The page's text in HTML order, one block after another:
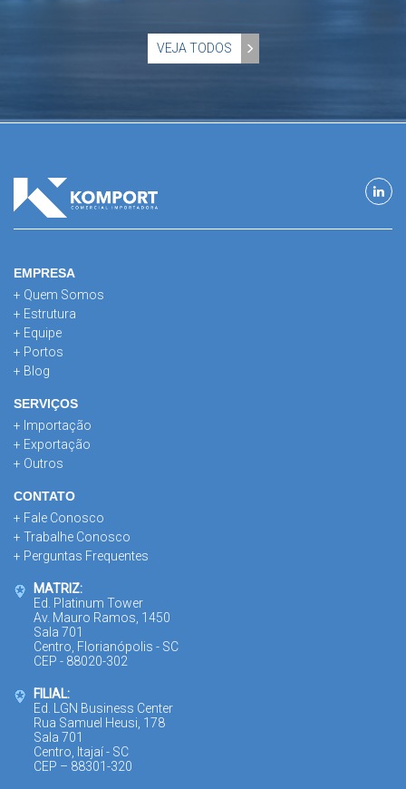
VEJA TODOS
EMPRESA
+ Quem Somos
+ Estrutura
+ Equipe
+ Portos
+ Blog
SERVIÇOS
+ Importação
+ Exportação
+ Outros
CONTATO
+ Fale Conosco
+ Trabalhe Conosco
+ Perguntas Frequentes
MATRIZ:
Ed. Platinum Tower
Av. Mauro Ramos, 1450
Sala 701
Centro, Florianópolis - SC
CEP - 88020-302
FILIAL:
Ed. LGN Business Center
Rua Samuel Heusi, 178
Sala 701
Centro, Itajaí - SC
CEP – 88301-320